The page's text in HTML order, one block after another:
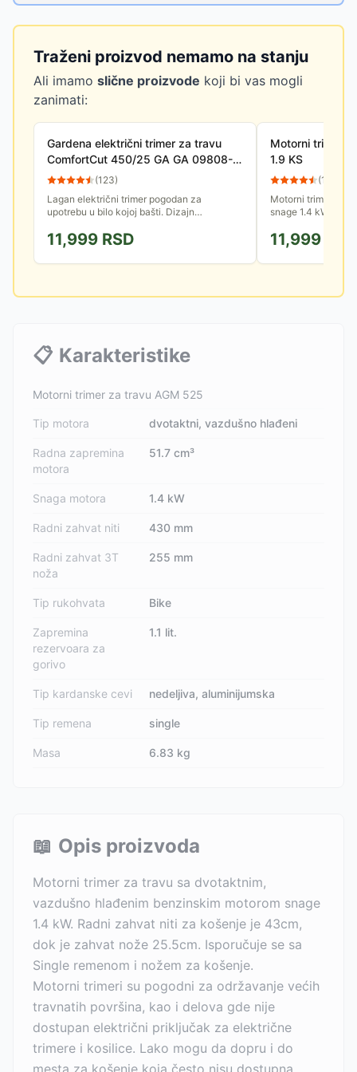
Traženi proizvod nemamo na stanju
Ali imamo slične proizvode koji bi vas mogli
zanimati:
Gardena električni trimer za travu
ComfortCut 450/25 GA GA 09808-
20
(123)
Lagan električni trimer pogodan za
upotrebu u bilo kojoj bašti. Dizajn
drške. Idealan za redovno održavanje...
11,999 RSD
Motorni trimer
1.9 KS
(15
Motorni trimer za
snage 1.4 kW.
Pogodan je za
11,999
📋 Karakteristike
Motorni trimer za travu AGM 525
Tip motora dvotaktni, vazdušno hlađeni
Radna zapremina
motora
51.7 cm³
Snaga motora 1.4 kW
Radni zahvat niti 430 mm
Radni zahvat 3T
noža
255 mm
Tip rukohvata Bike
Zapremina
rezervoara za
gorivo
1.1 lit.
Tip kardanske cevi nedeljiva, aluminijumska
Tip remena single
Masa 6.83 kg
📖 Opis proizvoda
Motorni trimer za travu sa dvotaktnim,
vazdušno hlađenim benzinskim motorom snage
1.4 kW. Radni zahvat niti za košenje je 43cm,
dok je zahvat nože 25.5cm. Isporučuje se sa
Single remenom i nožem za košenje.
Motorni trimeri su pogodni za održavanje većih
travnatih površina, kao i delova gde nije
dostupan električni priključak za električne
trimere i kosilice. Lako mogu da dopru i do
mesta za košenje koja često nisu dostupna